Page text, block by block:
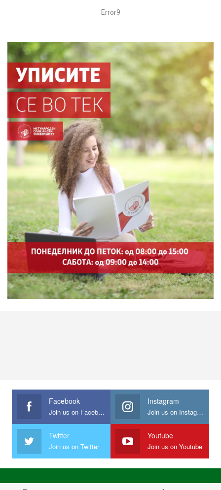
Error9
Facebook
Join us on Facebook
Instagram
Join us on Instagram
Twitter
Join us on Twitter
Youtube
Join us on Youtube